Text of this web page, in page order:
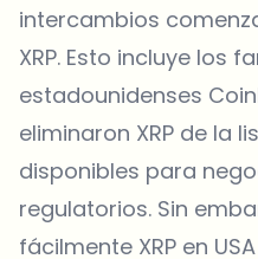
intercambios
XRP. Esto incluye los
estadounidenses
eliminaron XRP de la
disponibles para
regulatorios. Sin
fácilmente XRP en